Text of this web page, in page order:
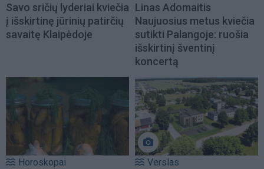
Savo sričių lyderiai kviečia
į išskirtinę jūrinių patirčių
savaitę Klaipėdoje
Linas Adomaitis
Naujuosius metus kviečia
sutikti Palangoje: ruošia
išskirtinį šventinį
koncertą
Horoskopai Verslas